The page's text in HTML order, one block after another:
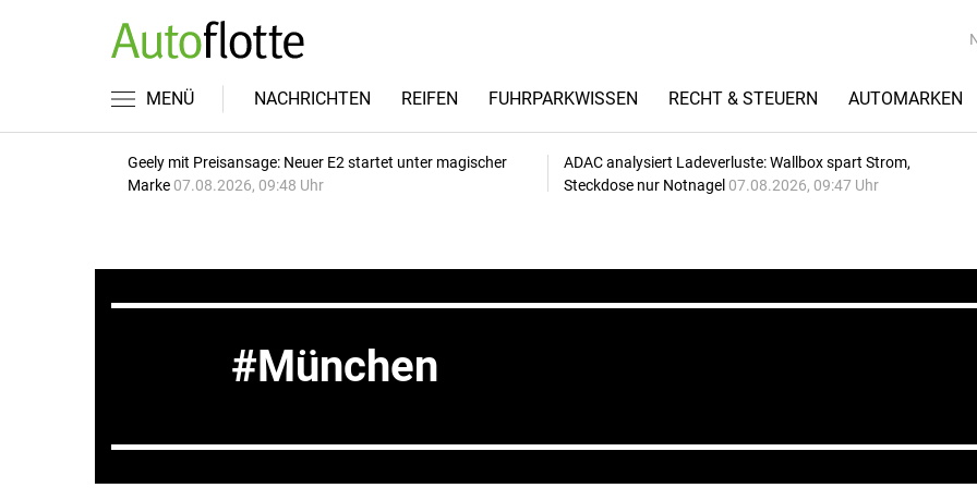
MENÜ NACHRICHTEN REIFEN FUHRPARKWISSEN RECHT & STEUERN AUTOMARKEN
Geely mit Preisansage: Neuer E2 startet unter magischer
Marke 07.08.2026, 09:48 Uhr
ADAC analysiert Ladeverluste: Wallbox spart Strom,
Steckdose nur Notnagel 07.08.2026, 09:47 Uhr
München